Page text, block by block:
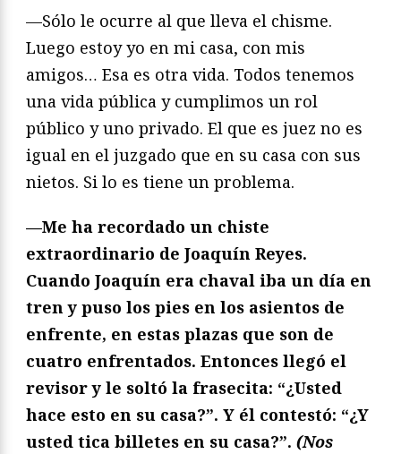
—Sólo le ocurre al que lleva el chisme.
Luego estoy yo en mi casa, con mis
amigos… Esa es otra vida. Todos tenemos
una vida pública y cumplimos un rol
público y uno privado. El que es juez no es
igual en el juzgado que en su casa con sus
nietos. Si lo es tiene un problema.
—Me ha recordado un chiste
extraordinario de Joaquín Reyes.
Cuando Joaquín era chaval iba un día en
tren y puso los pies en los asientos de
enfrente, en estas plazas que son de
cuatro enfrentados. Entonces llegó el
revisor y le soltó la frasecita: “¿Usted
hace esto en su casa?”. Y él contestó: “¿Y
usted tica billetes en su casa?”. (Nos